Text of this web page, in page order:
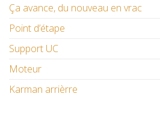
Ça avance, du nouveau en vrac
Point d’étape
Support UC
Moteur
Karman arrièrre